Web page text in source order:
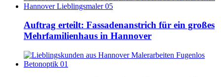
Auftrag erteilt: Fassadenanstrich für ein großes
Mehrfamilienhaus in Hannover